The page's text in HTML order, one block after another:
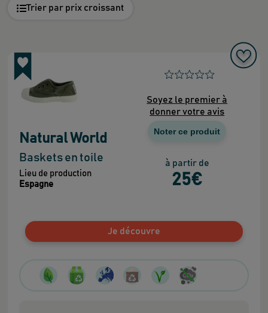
Trier par prix croissant
Soyez le premier à
donner votre avis
Noter ce produit
à partir de
25€
Natural World
Baskets en toile
Lieu de production
Espagne
Je découvre